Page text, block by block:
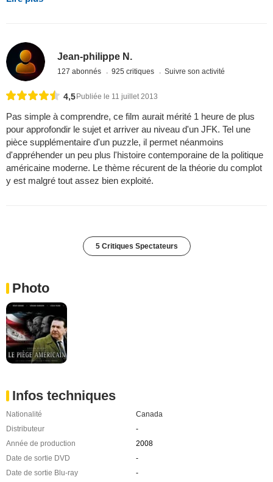
Jean-philippe N.
127 abonnés 925 critiques Suivre son activité
4,5 Publiée le 11 juillet 2013
Pas simple à comprendre, ce film aurait mérité 1 heure de plus
pour approfondir le sujet et arriver au niveau d'un JFK. Tel une
pièce supplémentaire d'un puzzle, il permet néanmoins
d'appréhender un peu plus l'histoire contemporaine de la politique
américaine moderne. Le thème récurent de la théorie du complot
y est malgré tout assez bien exploité.
5 Critiques Spectateurs
Photo
Infos techniques
Nationalité
Canada
Distributeur
-
Année de production
2008
Date de sortie DVD
-
Date de sortie Blu-ray
-